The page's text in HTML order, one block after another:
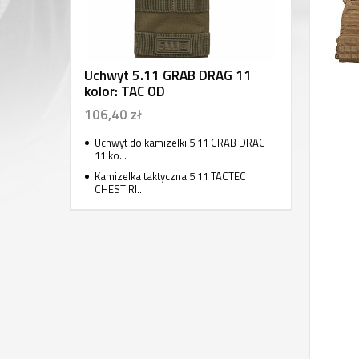
Uchwyt 5.11 GRAB DRAG 11
kolor: TAC OD
106,40 zł
Uchwyt do kamizelki 5.11 GRAB DRAG
11 ko...
Kamizelka taktyczna 5.11 TACTEC
CHEST RI...